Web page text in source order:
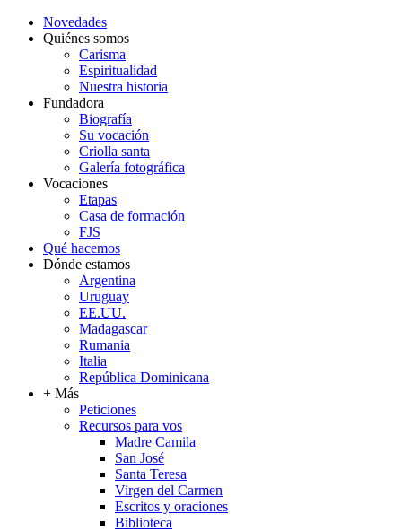
Novedades
Quiénes somos
Carisma
Espiritualidad
Nuestra historia
Fundadora
Biografía
Su vocación
Criolla santa
Galería fotográfica
Vocaciones
Etapas
Casa de formación
FJS
Qué hacemos
Dónde estamos
Argentina
Uruguay
EE.UU.
Madagascar
Rumania
Italia
República Dominicana
+ Más
Peticiones
Recursos para vos
Madre Camila
San José
Santa Teresa
Virgen del Carmen
Escritos y oraciones
Biblioteca